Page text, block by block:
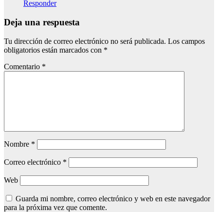
Responder
Deja una respuesta
Tu dirección de correo electrónico no será publicada. Los campos
obligatorios están marcados con *
Comentario *
Nombre *
Correo electrónico *
Web
Guarda mi nombre, correo electrónico y web en este navegador
para la próxima vez que comente.